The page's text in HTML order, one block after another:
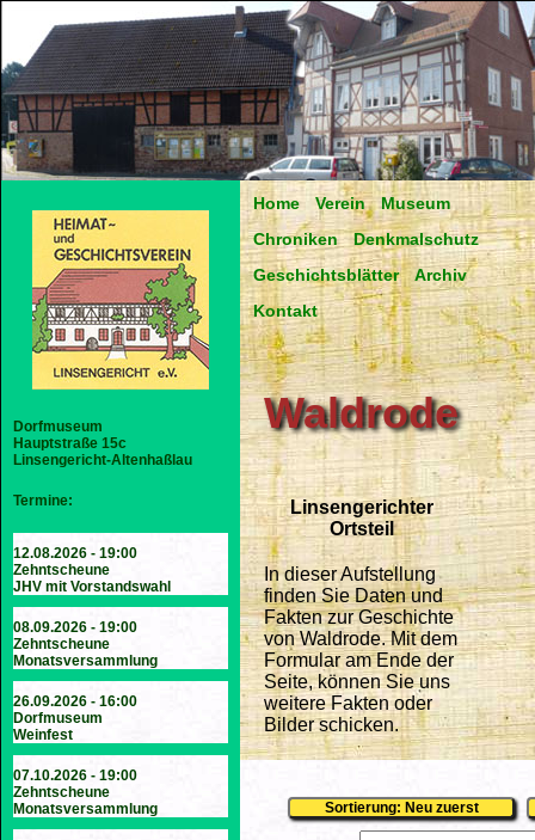
Dorfmuseum
Hauptstraße 15c
Linsengericht-Altenhaßlau
Termine:
12.08.2026 - 19:00
Zehntscheune
JHV mit Vorstandswahl
08.09.2026 - 19:00
Zehntscheune
Monatsversammlung
26.09.2026 - 16:00
Dorfmuseum
Weinfest
07.10.2026 - 19:00
Zehntscheune
Monatsversammlung
Home Verein
Museum
Chroniken
Denkmalschutz
Geschichtsblätter
Archiv
Kontakt
Waldrode
Linsengerichter
Ortsteil
In dieser Aufstellung
finden Sie Daten und
Fakten zur Geschichte
von Waldrode. Mit dem
Formular am Ende der
Seite, können Sie uns
weitere Fakten oder
Bilder schicken.